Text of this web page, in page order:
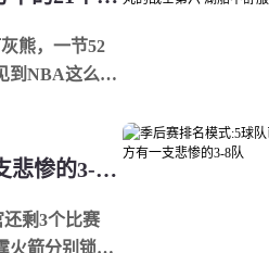
熊，一节52
到NBA这么疯
季后赛排名模式:5球队已得到确认 西方有一支悲惨的3-8队
剩3个比赛
火箭分别锁定